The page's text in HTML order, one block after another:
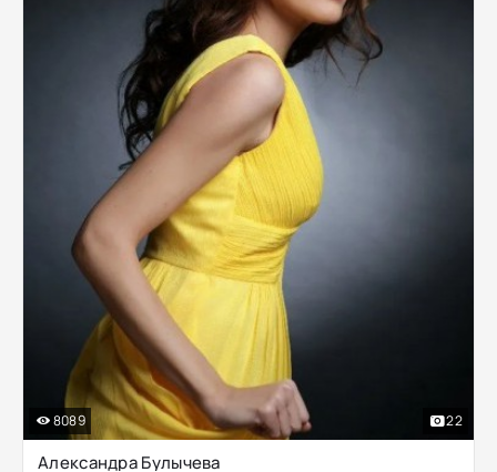
Александра Булычева
8089 22